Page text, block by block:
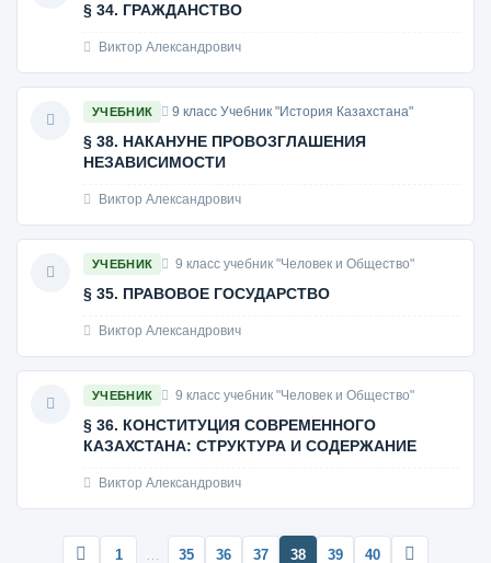
§ 34. ГРАЖДАНСТВО
Виктор Александрович
УЧЕБНИК 9 класс Учебник "История Казахстана"
§ 38. НАКАНУНЕ ПРОВОЗГЛАШЕНИЯ
НЕЗАВИСИМОСТИ
Виктор Александрович
УЧЕБНИК 9 класс учебник "Человек и Общество"
§ 35. ПРАВОВОЕ ГОСУДАРСТВО
Виктор Александрович
УЧЕБНИК 9 класс учебник "Человек и Общество"
§ 36. КОНСТИТУЦИЯ СОВРЕМЕННОГО
КАЗАХСТАНА: СТРУКТУРА И СОДЕРЖАНИЕ
Виктор Александрович
1 35 36 37 38 39 40